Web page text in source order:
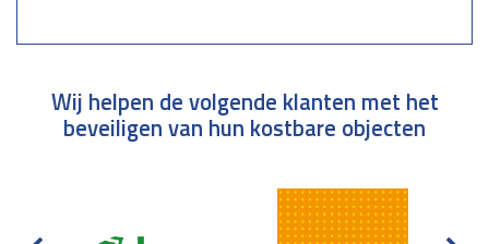
Wij helpen de volgende klanten met het
beveiligen van hun kostbare objecten